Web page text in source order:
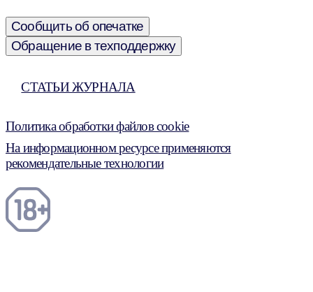
Сообщить об опечатке
Обращение в техподдержку
СТАТЬИ ЖУРНАЛА
Политика обработки файлов cookie
На информационном ресурсе применяются
рекомендательные технологии